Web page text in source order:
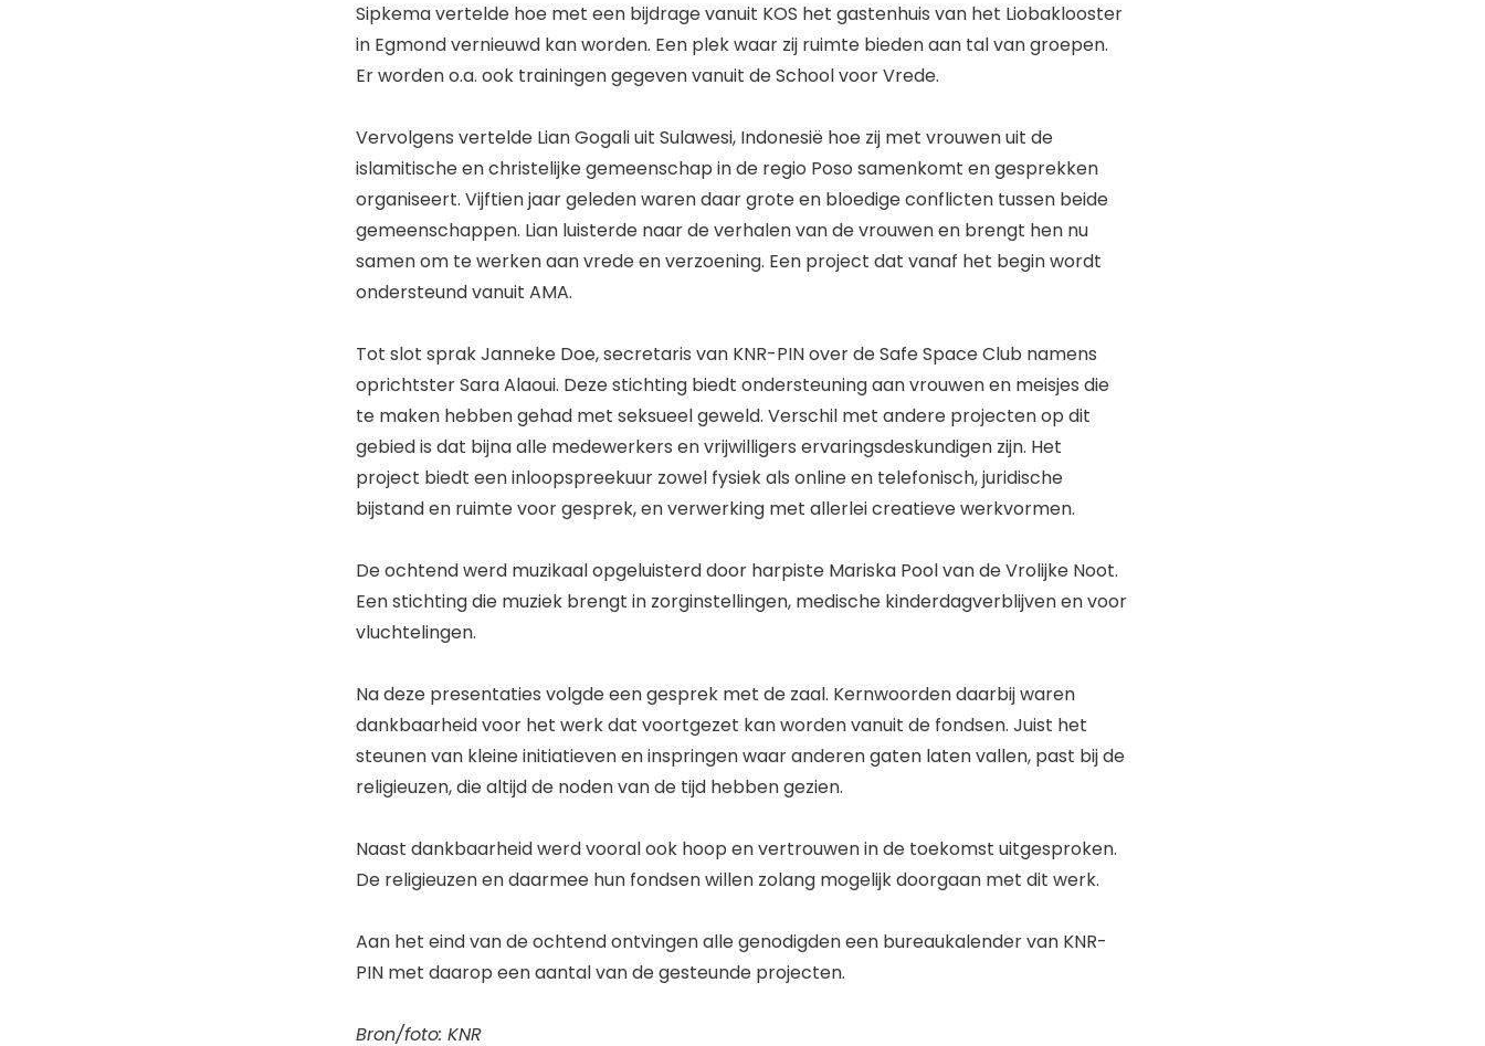
Sipkema vertelde hoe met een bijdrage vanuit KOS het gastenhuis van het Liobaklooster
in Egmond vernieuwd kan worden. Een plek waar zij ruimte bieden aan tal van groepen.
Er worden o.a. ook trainingen gegeven vanuit de School voor Vrede.
Vervolgens vertelde Lian Gogali uit Sulawesi, Indonesië hoe zij met vrouwen uit de
islamitische en christelijke gemeenschap in de regio Poso samenkomt en gesprekken
organiseert. Vijftien jaar geleden waren daar grote en bloedige conflicten tussen beide
gemeenschappen. Lian luisterde naar de verhalen van de vrouwen en brengt hen nu
samen om te werken aan vrede en verzoening. Een project dat vanaf het begin wordt
ondersteund vanuit AMA.
Tot slot sprak Janneke Doe, secretaris van KNR-PIN over de Safe Space Club namens
oprichtster Sara Alaoui. Deze stichting biedt ondersteuning aan vrouwen en meisjes die
te maken hebben gehad met seksueel geweld. Verschil met andere projecten op dit
gebied is dat bijna alle medewerkers en vrijwilligers ervaringsdeskundigen zijn. Het
project biedt een inloopspreekuur zowel fysiek als online en telefonisch, juridische
bijstand en ruimte voor gesprek, en verwerking met allerlei creatieve werkvormen.
De ochtend werd muzikaal opgeluisterd door harpiste Mariska Pool van de Vrolijke Noot.
Een stichting die muziek brengt in zorginstellingen, medische kinderdagverblijven en voor
vluchtelingen.
Na deze presentaties volgde een gesprek met de zaal. Kernwoorden daarbij waren
dankbaarheid voor het werk dat voortgezet kan worden vanuit de fondsen. Juist het
steunen van kleine initiatieven en inspringen waar anderen gaten laten vallen, past bij de
religieuzen, die altijd de noden van de tijd hebben gezien.
Naast dankbaarheid werd vooral ook hoop en vertrouwen in de toekomst uitgesproken.
De religieuzen en daarmee hun fondsen willen zolang mogelijk doorgaan met dit werk.
Aan het eind van de ochtend ontvingen alle genodigden een bureaukalender van KNR-
PIN met daarop een aantal van de gesteunde projecten.
Bron/foto: KNR